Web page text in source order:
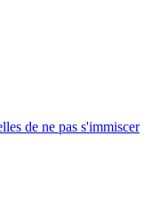
de ne pas s'immiscer